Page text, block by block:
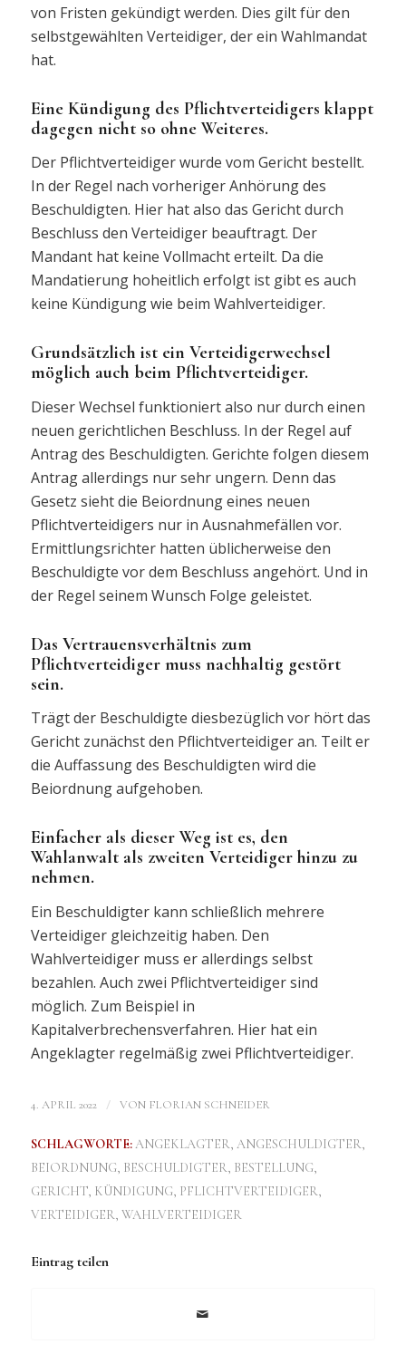
von Fristen gekündigt werden. Dies gilt für den
selbstgewählten Verteidiger, der ein Wahlmandat
hat.
Eine Kündigung des Pflichtverteidigers klappt
dagegen nicht so ohne Weiteres.
Der Pflichtverteidiger wurde vom Gericht bestellt.
In der Regel nach vorheriger Anhörung des
Beschuldigten. Hier hat also das Gericht durch
Beschluss den Verteidiger beauftragt. Der
Mandant hat keine Vollmacht erteilt. Da die
Mandatierung hoheitlich erfolgt ist gibt es auch
keine Kündigung wie beim Wahlverteidiger.
Grundsätzlich ist ein Verteidigerwechsel
möglich auch beim Pflichtverteidiger.
Dieser Wechsel funktioniert also nur durch einen
neuen gerichtlichen Beschluss. In der Regel auf
Antrag des Beschuldigten. Gerichte folgen diesem
Antrag allerdings nur sehr ungern. Denn das
Gesetz sieht die Beiordnung eines neuen
Pflichtverteidigers nur in Ausnahmefällen vor.
Ermittlungsrichter hatten üblicherweise den
Beschuldigte vor dem Beschluss angehört. Und in
der Regel seinem Wunsch Folge geleistet.
Das Vertrauensverhältnis zum
Pflichtverteidiger muss nachhaltig gestört
sein.
Trägt der Beschuldigte diesbezüglich vor hört das
Gericht zunächst den Pflichtverteidiger an. Teilt er
die Auffassung des Beschuldigten wird die
Beiordnung aufgehoben.
Einfacher als dieser Weg ist es, den
Wahlanwalt als zweiten Verteidiger hinzu zu
nehmen.
Ein Beschuldigter kann schließlich mehrere
Verteidiger gleichzeitig haben. Den
Wahlverteidiger muss er allerdings selbst
bezahlen. Auch zwei Pflichtverteidiger sind
möglich. Zum Beispiel in
Kapitalverbrechensverfahren. Hier hat ein
Angeklagter regelmäßig zwei Pflichtverteidiger.
4. APRIL 2022 / VON FLORIAN SCHNEIDER
SCHLAGWORTE: ANGEKLAGTER, ANGESCHULDIGTER,
BEIORDNUNG, BESCHULDIGTER, BESTELLUNG,
GERICHT, KÜNDIGUNG, PFLICHTVERTEIDIGER,
VERTEIDIGER, WAHLVERTEIDIGER
Eintrag teilen